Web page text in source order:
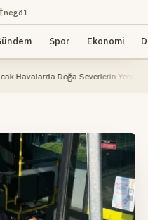
Spor Ekonomi
Doğa Severlerin Yeni Gözdesi Oluyor